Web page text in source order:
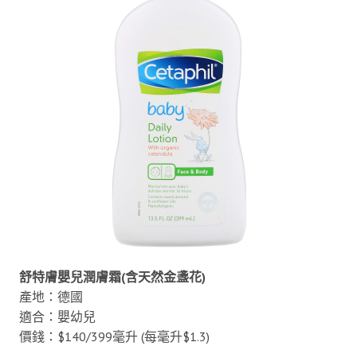
舒特膚嬰兒潤膚霜(含天然金盞花)
產地：德國
適合：嬰幼兒
價錢：$140/399毫升 (每毫升$1.3)